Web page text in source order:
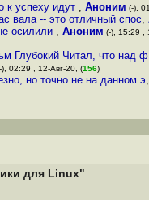
к успеху идут , Аноним (-),
вала -- это отличный спос,
осилили , Аноним (-), 15:29 ,
Глубокий Читал, что над ф
), 02:29 , 12-Авг-20, (156)
но точно не на данном э,
для Linux"